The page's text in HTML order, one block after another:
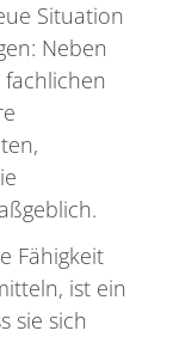
Situation
Neben
Fähigkeit
ist ein
sie sich